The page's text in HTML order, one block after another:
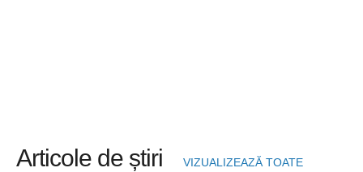
Articole de știri VIZUALIZEAZĂ TOATE